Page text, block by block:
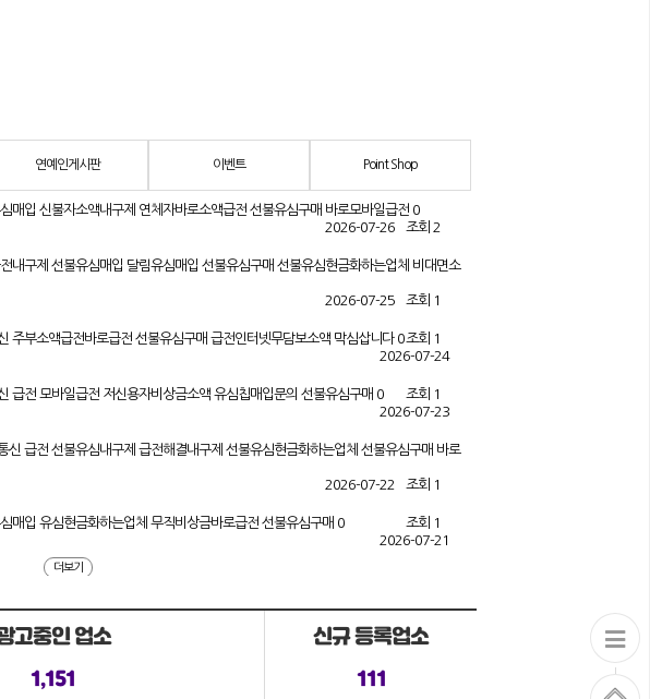
연예인게시판 이벤트 Point Shop
매입 신불자소액내구제 연체자바로소액급전 선불유심구매 바로모바일급전 0
조회 2
2026-07-26
내구제 선불유심매입 달림유심매입 선불유심구매 선불유심현금화하는업체 비대면소
조회 1
2026-07-25
주부소액급전바로급전 선불유심구매 급전인터넷무담보소액 막심삽니다 0조회 1
2026-07-24
급전 모바일급전 저신용자비상금소액 유심칩매입문의 선불유심구매 0
조회 1
2026-07-23
급전 선불유심내구제 급전해결내구제 선불유심현금화하는업체 선불유심구매 바로
조회 1
2026-07-22
매입 유심현금화하는업체 무직비상금바로급전 선불유심구매 0
조회 1
2026-07-21
더보기
고중인 업소
1,151
신규 등록업소
111